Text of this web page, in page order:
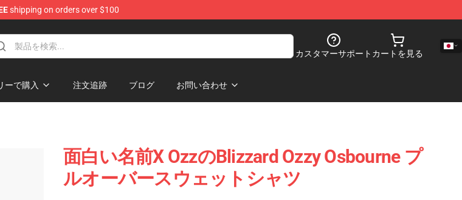
shipping on orders over $100
カスタマーサポート カートを見る
ーで購入 注文追跡 ブログ お問い合わせ
面白い名前x OzzのBlizzard Ozzy Osbourne プ
ルオーバースウェットシャツ